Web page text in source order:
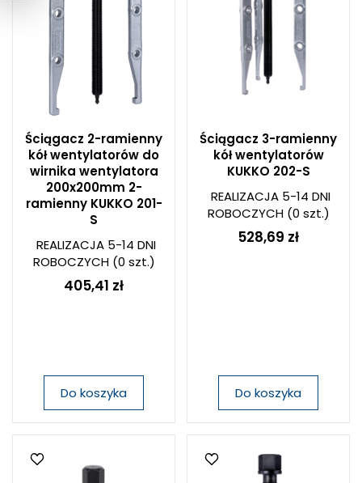
Ściągacz 2-ramienny
kół wentylatorów do
wirnika wentylatora
200x200mm 2-
ramienny KUKKO 201-
S
REALIZACJA 5-14 DNI
ROBOCZYCH(0 szt.)
405,41 zł
Do koszyka
Ściągacz 3-ramienny
kół wentylatorów
KUKKO 202-S
REALIZACJA 5-14 DNI
ROBOCZYCH(0 szt.)
528,69 zł
Do koszyka